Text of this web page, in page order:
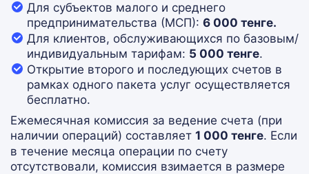
Для субъектов малого и среднего
предпринимательства (МСП): 6 000 тенге.
Для клиентов, обслуживающихся по базовым/
индивидуальным тарифам: 5 000 тенге.
Открытие второго и последующих счетов в
рамках одного пакета услуг осуществляется
бесплатно.
Ежемесячная комиссия за ведение счета (при
наличии операций) составляет 1 000 тенге. Если
в течение месяца операции по счету
отсутствовали, комиссия взимается в размере